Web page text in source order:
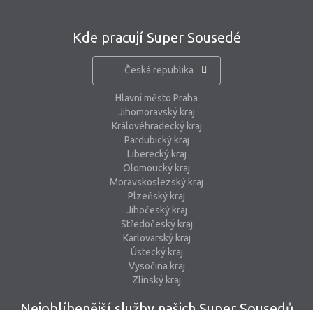
Kde pracují Super Sousedé
Česká republika
Hlavní město Praha
Jihomoravský kraj
Královéhradecký kraj
Pardubický kraj
Liberecký kraj
Olomoucký kraj
Moravskoslezský kraj
Plzeňský kraj
Jihočeský kraj
Středočeský kraj
Karlovarský kraj
Ústecký kraj
Vysočina kraj
Zlínský kraj